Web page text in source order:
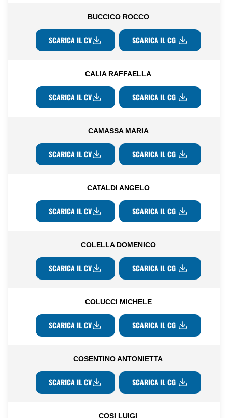
BUCCICO ROCCO
SCARICA IL CV SCARICA IL CG
CALIA RAFFAELLA
SCARICA IL CV SCARICA IL CG
CAMASSA MARIA
SCARICA IL CV SCARICA IL CG
CATALDI ANGELO
SCARICA IL CV SCARICA IL CG
COLELLA DOMENICO
SCARICA IL CV SCARICA IL CG
COLUCCI MICHELE
SCARICA IL CV SCARICA IL CG
COSENTINO ANTONIETTA
SCARICA IL CV SCARICA IL CG
COSI LUIGI